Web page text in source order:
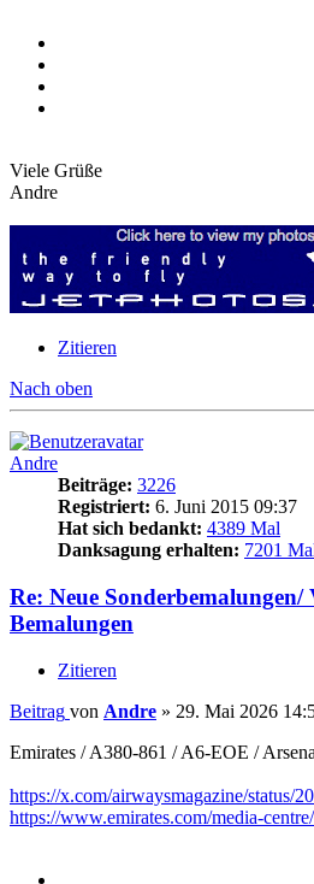
Viele Grüße
Andre
Zitieren
Nach oben
Andre
Beiträge: 3226
Registriert: 6. Juni 2015 09:37
Hat sich bedankt: 4389 Mal
Danksagung erhalten: 7201
Re: Neue Sonderbemalungen/
Bemalungen
Zitieren
Beitrag von Andre » 29. Mai 2026
Emirates / A380-861 / A6-EOE /
https://x.com/airwaysmagazine/status/
https://www.emirates.com/media-